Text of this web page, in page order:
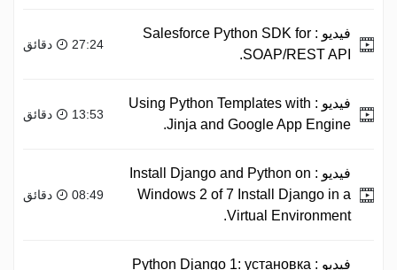
فيديو : Salesforce Python SDK for
SOAP/REST API.
27:24 دقائق
فيديو : Using Python Templates with
Jinja and Google App Engine.
13:53 دقائق
فيديو : Install Django and Python on
Windows 2 of 7 Install Django in a
Virtual Environment.
08:49 دقائق
فيديو : Python Django 1: установка